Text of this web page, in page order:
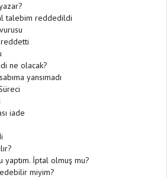
talebim reddedildi
ne olacak?
yansımadı
iade
yaptım. İptal olmuş mu?
miyim?